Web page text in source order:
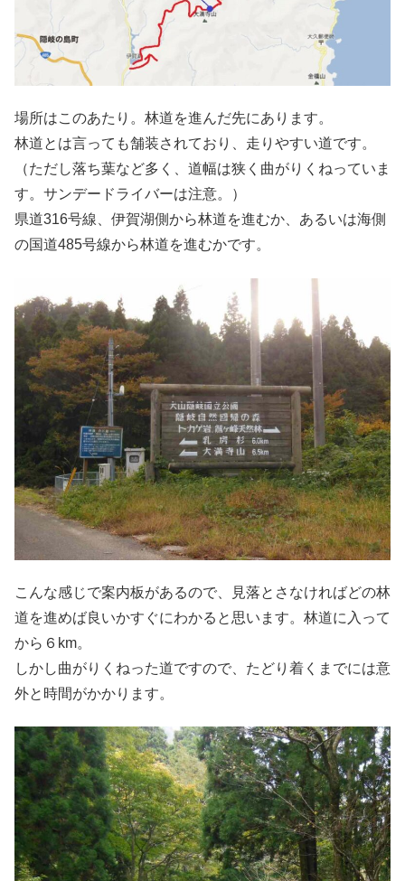
場所はこのあたり。林道を進んだ先にあります。
林道とは言っても舗装されており、走りやすい道です。
（ただし落ち葉など多く、道幅は狭く曲がりくねっていま
す。サンデードライバーは注意。）
県道316号線、伊賀湖側から林道を進むか、あるいは海側
の国道485号線から林道を進むかです。
こんな感じで案内板があるので、見落とさなければどの林
道を進めば良いかすぐにわかると思います。林道に入って
から６km。
しかし曲がりくねった道ですので、たどり着くまでには意
外と時間がかかります。